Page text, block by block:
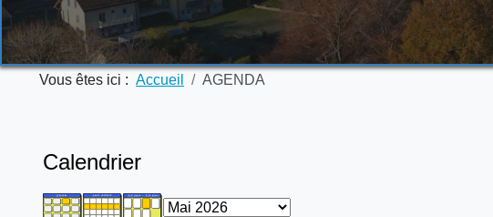
Vous êtes ici : Accueil AGENDA
Calendrier